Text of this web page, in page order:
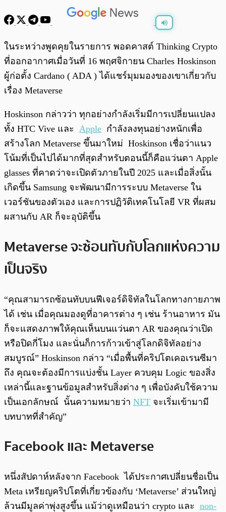
พร้อมเล่น
ในระหว่างพูดคุยในรายการ พอดคาสต์ Thinking Crypto
ที่ออกอากาศเมื่อวันที่ 16 พฤศจิกายน Charles Hoskinson
ผู้ก่อตั้ง Cardano ( ADA ) ได้แชร์มุมมองของเขาเกี่ยวกับ
เรื่อง Metaverse
Hoskinson กล่าวว่า ทุกอย่างกำลังเริ่มมีการเปลี่ยนแปลง
ทั้ง HTC Vive และ Apple กำลังลงทุนอย่างหนักเพื่อ
สร้างโลก Metaverse ขึ้นมาใหม่ Hoskinson เชื่อว่าแนว
โน้มที่เป็นไปได้มากที่สุดสำหรับตอนนี้ก็คือแว่นตา Apple
glasses ที่คาดว่าจะเปิดตัวภายในปี 2025 และเมื่อสิ่งนั้น
เกิดขึ้น Samsung จะพัฒนามีการระบบ Metaverse ใน
เวอร์ชันของตัวเอง และการปฏิวัติเทคโนโลยี VR ที่ผสม
ผสานกับ AR ก็จะอุบัติขึ้น
Metaverse จะซ้อนทับกับโลกแห่งความ
เป็นจริง
“คุณสามารถซ้อนทับบนฟีเจอร์ดิจิทัลในโลกทางกายภาพ
ได้ เช่น เมื่อคุณมองดูที่อาคารต่าง ๆ เช่น ร้านอาหาร มัน
ก็จะแสดงภาพให้คุณเห็นบนแว่นตา AR ของคุณว่าเปิด
หรือปิดกี่โมง และนั่นก็การก้าวเข้าสู่โลกดิจิทัลอย่าง
สมบูรณ์” Hoskinson กล่าว “เมื่อพื้นที่คริปโตเคอเรนซีมา
ถึง คุณจะต้องมีการแบ่งชั้น Layer ควบคุม Logic ของสิ่ง
เหล่านี้และฐานข้อมูลสำหรับสิ่งต่าง ๆ เพื่อบังคับใช้ความ
เป็นเอกลักษณ์ นั้นความหมายว่า NFT จะเริ่มเข้ามามี
บทบาทที่สำคัญ”
Facebook และ Metaverse
หนึ่งสัปดาห์หลังจาก Facebook ได้ประกาศเปลี่ยนชื่อเป็น
Meta เหรียญคริปโตที่เกี่ยวข้องกับ ‘Metaverse’ ส่วนใหญ่
ล้วนมีมูลค่าพุ่งสูงขึ้น แม้ว่าดูเหมือนว่า crypto และ non-